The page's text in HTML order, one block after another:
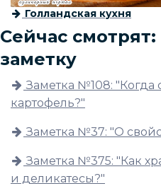
Голландская кухня
Сейчас
заметку
Заметка №108: "Когда
картофель?"
Заметка №37: "О
Заметка №375: "Как
и деликатесы?"